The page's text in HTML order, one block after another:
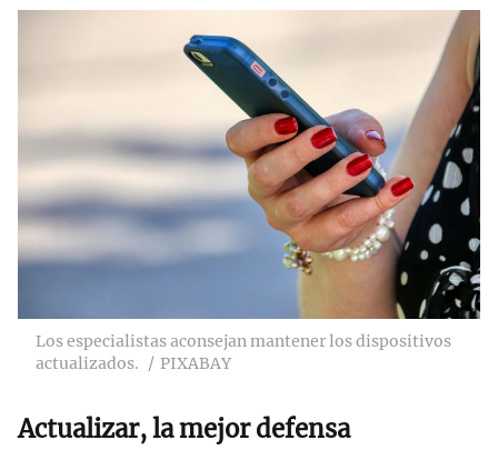
Los especialistas aconsejan mantener los dispositivos
actualizados.
PIXABAY
Actualizar, la mejor defensa